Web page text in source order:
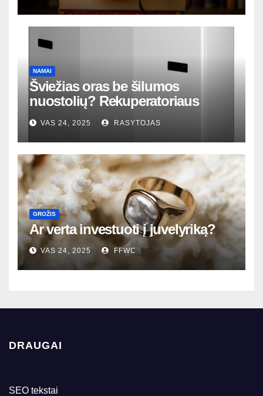
NAMAI
Šviežias oras be šilumos
nuostolių? Rekuperatoriaus
magija tavo namuose
VAS 24, 2025 RASYTOJAS
GROŽIS
Ar verta investuoti į juvelyriką?
VAS 24, 2025 FFWC
DRAUGAI
SEO tekstai